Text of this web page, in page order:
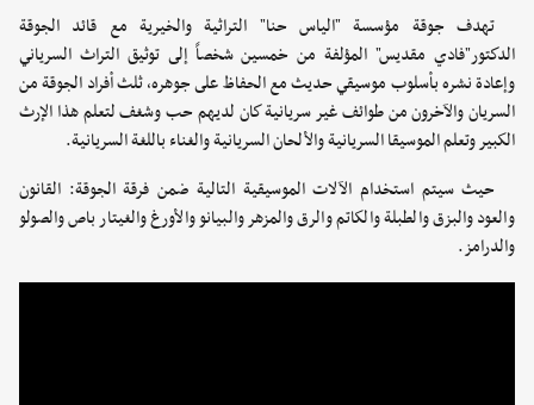
تهدف جوقة مؤسسة "الياس حنا" التراثية والخيرية مع قائد الجوقة
الدكتور"فادي مقديس" المؤلفة من خمسين شخصاً إلى توثيق التراث السرياني
وإعادة نشره بأسلوب موسيقي حديث مع الحفاظ على جوهره، ثلث أفراد الجوقة من
السريان والآخرون من طوائف غير سريانية كان لديهم حب وشغف لتعلم هذا الإرث
الكبير وتعلم الموسيقا السريانية والألحان السريانية والغناء باللغة السريانية.
حيث سيتم استخدام الآلات الموسيقية التالية ضمن فرقة الجوقة: القانون
والعود والبزق والطبلة والكاتم والرق والمزهر والبيانو والأورغ والغيتار باص والصولو
والدرامز.